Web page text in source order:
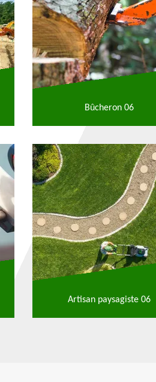
Bûcheron 06
Artisan paysagiste 06